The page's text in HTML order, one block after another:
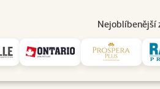
Nejoblíbenější
Prodejny